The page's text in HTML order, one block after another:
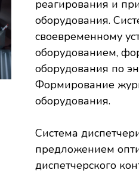
реагирования и
оборудования.
своевременному
оборудованием,
оборудования по
Формирование
оборудования.
Система
предложением
диспетчерского